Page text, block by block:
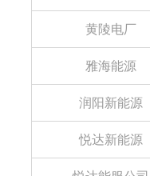
黄陵电厂
雅海能源
润阳新能源
悦达新能源